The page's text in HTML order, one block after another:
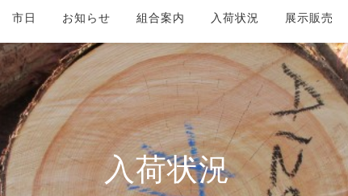
市日 お知らせ 組合案内 入荷状況 展示販売
入荷状況